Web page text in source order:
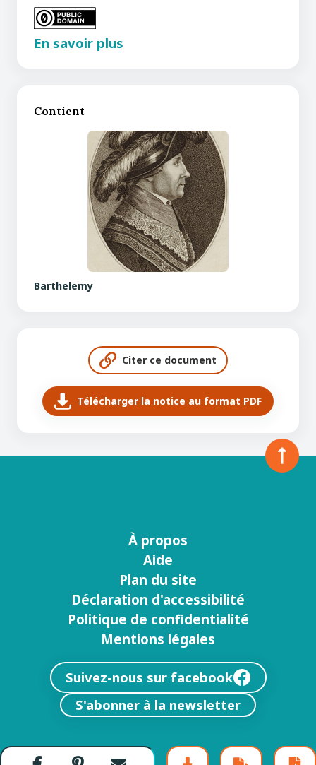
En savoir plus
Contient
Barthelemy
Citer ce document
Télécharger la notice au format PDF
À propos
Aide
Plan du site
Déclaration d'accessibilité
Politique de confidentialité
Mentions légales
Suivez-nous sur facebook
S'abonner à la newsletter